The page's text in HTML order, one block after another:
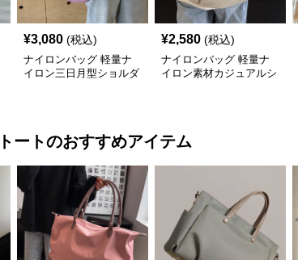
¥3,080 (税込)
ナイロンバッグ 軽量ナ
イロン三日月型ショルダ
¥2,580 (税込)
ナイロンバッグ 軽量ナ
イロン素材カジュアルシ
トートのおすすめアイテム